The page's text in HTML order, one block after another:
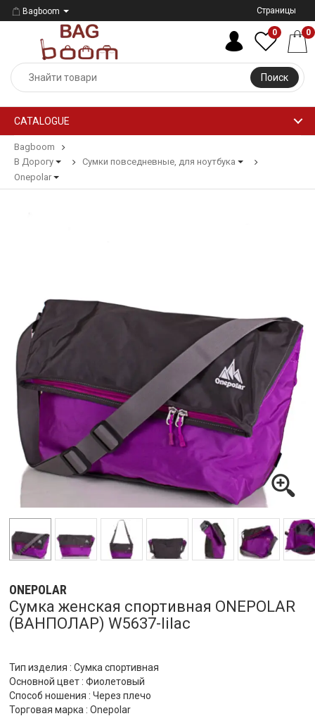
Bagboom Страницы
Поиск
0 0
CATALOGUE
Bagboom
В Дорогу
Сумки повседневные, для ноутбука
Onepolar
ONEPOLAR
Сумка женская спортивная ONEPOLAR
(ВАНПОЛАР) W5637-lilac
Тип изделия : Сумка спортивная
Основной цвет : Фиолетовый
Способ ношения : Через плечо
Торговая марка : Onepolar